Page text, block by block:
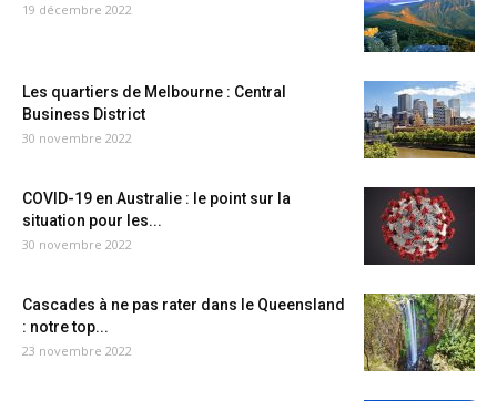
19 décembre 2022
Les quartiers de Melbourne : Central
Business District
30 novembre 2022
COVID-19 en Australie : le point sur la
situation pour les...
30 novembre 2022
Cascades à ne pas rater dans le Queensland
: notre top...
23 novembre 2022